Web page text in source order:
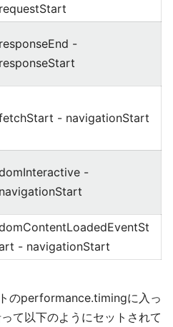
requestStart
responseEnd -
responseStart
- navigationStart
-
navigationStart
- navigationStart
のperformance.timingに入っ
て以下のようにセットされて